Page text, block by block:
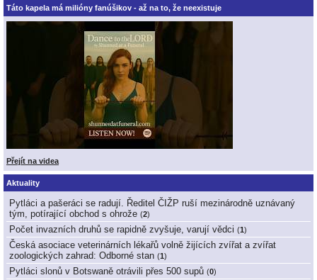
Táto kapela má milióny fanúšikov - až na to, že neexistuje
Přejít na videa
Aktuality
Pytláci a pašeráci se radují. Ředitel ČIŽP ruší mezinárodně uznávaný
tým, potírající obchod s ohrože (2)
Počet invazních druhů se rapidně zvyšuje, varují vědci (1 )
Česká asociace veterinárních lékařů volně žijících zvířat a zvířat
zoologických zahrad: Odborné stan (1 )
Pytláci slonů v Botswaně otrávili přes 500 supů (0)